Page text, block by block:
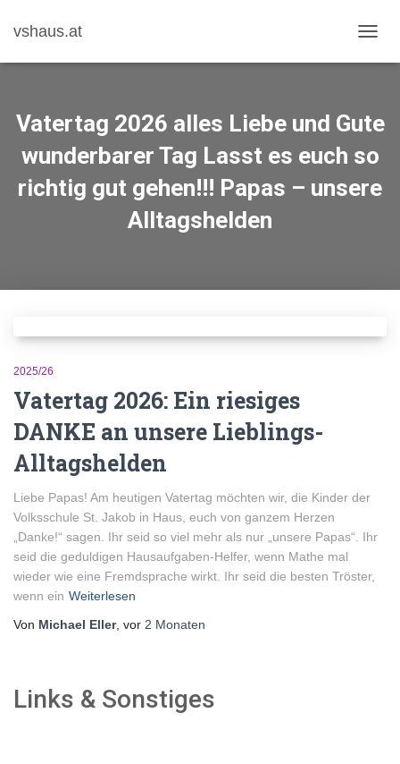
vshaus.at
Vatertag 2026 alles Liebe und Gute
wunderbarer Tag Lasst es euch so
richtig gut gehen!!! Papas – unsere
Alltagshelden
2025/26
Vatertag 2026: Ein riesiges
DANKE an unsere Lieblings-
Alltagshelden
Liebe Papas! Am heutigen Vatertag möchten wir, die Kinder der
Volksschule St. Jakob in Haus, euch von ganzem Herzen
„Danke!“ sagen. Ihr seid so viel mehr als nur „unsere Papas“. Ihr
seid die geduldigen Hausaufgaben-Helfer, wenn Mathe mal
wieder wie eine Fremdsprache wirkt. Ihr seid die besten Tröster,
wenn ein Weiterlesen
Von Michael Eller, vor 2 Monaten
Links & Sonstiges